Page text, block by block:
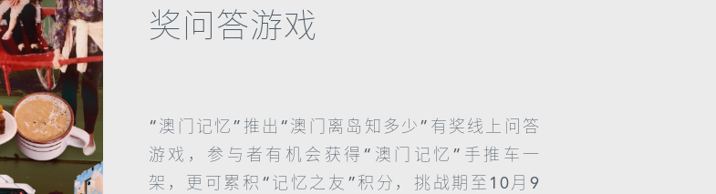
奖问答游戏
“澳门记忆”推出“澳门离岛知多少”有奖线上问答
游戏，参与者有机会获得“澳门记忆”手推车一
架，更可累积“记忆之友”积分，挑战期至10月9